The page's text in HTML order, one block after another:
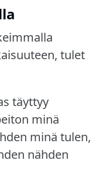
tulet
täyttyy
minä
minä tulen,
nähden